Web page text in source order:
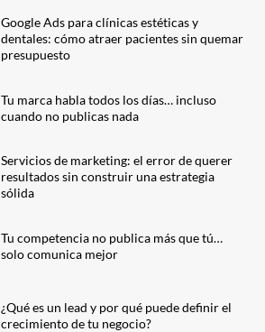
Google Ads para clínicas estéticas y
dentales: cómo atraer pacientes sin quemar
presupuesto
Tu marca habla todos los días… incluso
cuando no publicas nada
Servicios de marketing: el error de querer
resultados sin construir una estrategia
sólida
Tu competencia no publica más que tú…
solo comunica mejor
¿Qué es un lead y por qué puede definir el
crecimiento de tu negocio?